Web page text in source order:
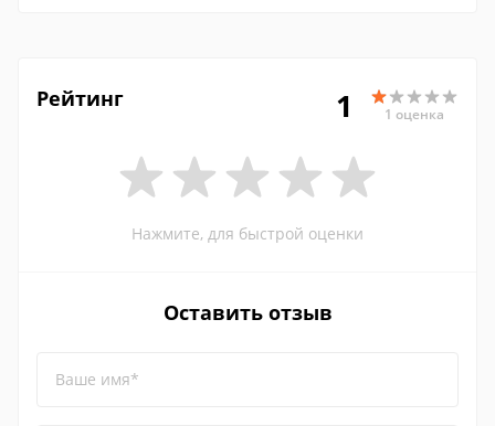
Рейтинг 1 1 оценка
Нажмите, для быстрой оценки
Оставить отзыв
Ваше имя*